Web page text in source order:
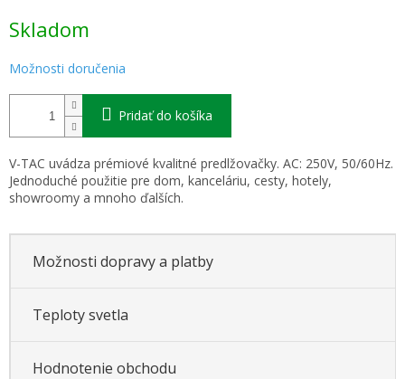
cena:
Skladom
Možnosti doručenia
Pridať do košíka
V-TAC uvádza prémiové kvalitné predlžovačky. AC: 250V, 50/60Hz.
Jednoduché použitie pre dom, kanceláriu, cesty, hotely,
showroomy a mnoho ďalších.
Možnosti dopravy a platby
Teploty svetla
Hodnotenie obchodu